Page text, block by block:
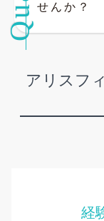
せんか？
アリスフ
経